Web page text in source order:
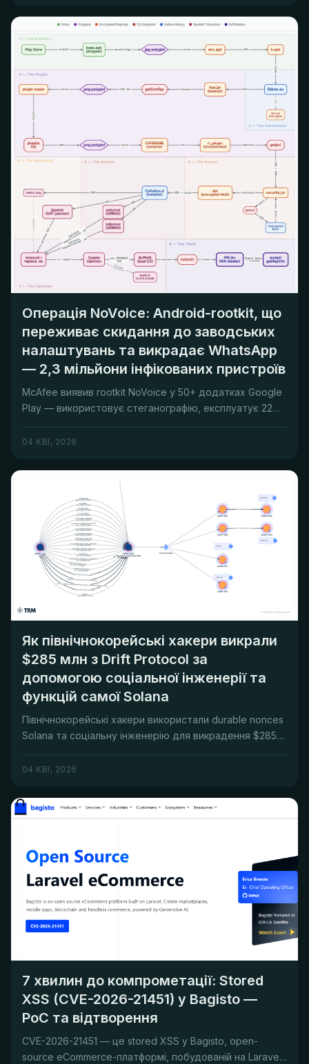
Операція NoVoice: Android-rootkit, що
переживає скидання до заводських
налаштувань та викрадає WhatsApp
— 2,3 мільйони інфікованих пристроїв
McAfee виявив rootkit NoVoice у 50+ додатках Google
Play — використовує стеганографію, експлуатує 22
04 КВІ, 2026
Як північнокорейські хакери викрали
$285 млн з Drift Protocol за
допомогою соціальної інженерії та
функцій самої Solana
Північнокорейські хакери використали durable nonces
Solana та соціальну інженерію для викрадення $285
04 КВІ, 2026
7 хвилин до компрометації: Stored
XSS (CVE-2026-21451) у Bagisto —
PoC та відтворення
CVE-2026-21451 — це stored XSS у Bagisto, open-
source eCommerce-платформі, побудованій на Laravel.